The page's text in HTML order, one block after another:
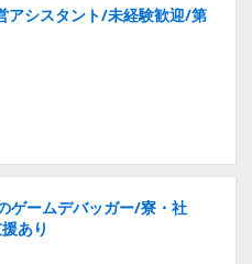
アシスタント/未経験歓迎/第
ゲームデバッガー/寮・社
あり